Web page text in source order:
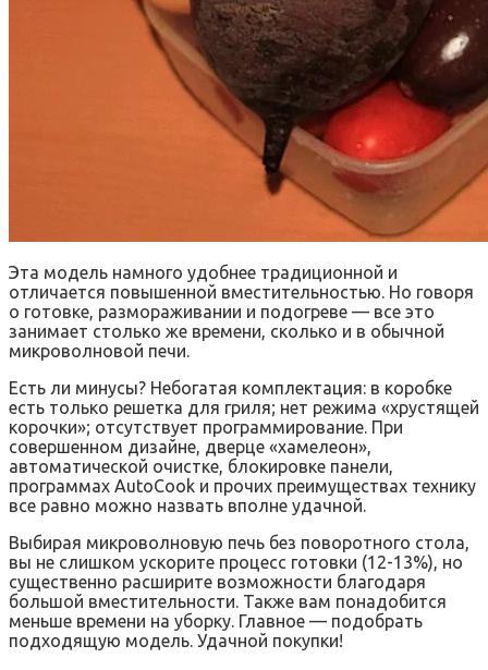
Эта модель намного удобнее традиционной и
отличается повышенной вместительностью. Но говоря
о готовке, размораживании и подогреве — все это
занимает столько же времени, сколько и в обычной
микроволновой печи.
Есть ли минусы? Небогатая комплектация: в коробке
есть только решетка для гриля; нет режима «хрустящей
корочки»; отсутствует программирование. При
совершенном дизайне, дверце «хамелеон»,
автоматической очистке, блокировке панели,
программах AutoCook и прочих преимуществах технику
все равно можно назвать вполне удачной.
Выбирая микроволновую печь без поворотного стола,
вы не слишком ускорите процесс готовки (12-13%), но
существенно расширите возможности благодаря
большой вместительности. Также вам понадобится
меньше времени на уборку. Главное — подобрать
подходящую модель. Удачной покупки!